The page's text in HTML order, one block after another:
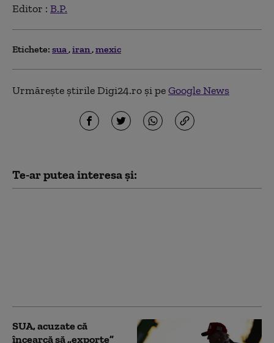
Editor : B.P.
Etichete: sua iran mexic
Urmărește știrile Digi24.ro și peGoogle News
Te-ar putea interesa și:
SUA, acuzate că
încearcă să „exporte”